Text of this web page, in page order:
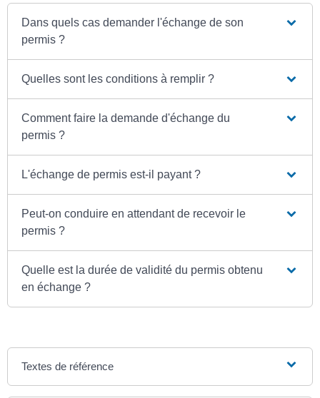
Dans quels cas demander l'échange de son
permis ?
Quelles sont les conditions à remplir ?
Comment faire la demande d'échange du
permis ?
L'échange de permis est-il payant ?
Peut-on conduire en attendant de recevoir le
permis ?
Quelle est la durée de validité du permis obtenu
en échange ?
Textes de référence